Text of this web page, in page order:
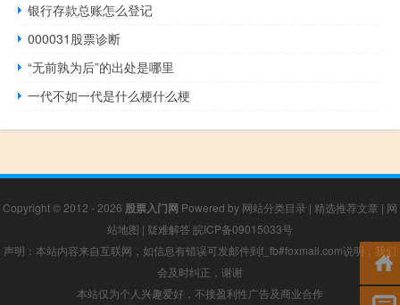
银行存款总账怎么登记
000031股票诊断
“无前孰为后”的出处是哪里
一代不如一代是什么梗什么梗
Copyright © 2012 - 2026 股票入门网 Powered by 网站分类目录 | 精选推荐文章 | 网
站地图 | 疑难解答 皖ICP备09015033号
声明：本站内容来自互联网，如信息有错误可发邮件到f_fb#foxmail.com说明，我们
会及时纠正，谢谢
本站仅为个人兴趣爱好，不接盈利性广告及商业合作